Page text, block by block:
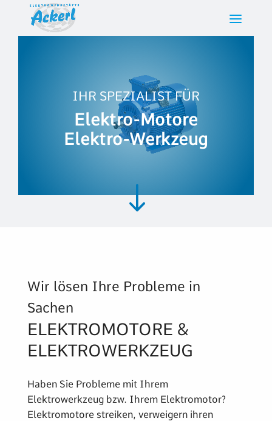
IHR SPEZIALIST FÜR
Elektro-Motore
Elektro-Werkzeug
"
Wir lösen Ihre Probleme in
Sachen
ELEKTROMOTORE &
ELEKTROWERKZEUG
Haben Sie Probleme mit Ihrem
Elektrowerkzeug bzw. Ihrem Elektromotor?
Elektromotore streiken, verweigern ihren